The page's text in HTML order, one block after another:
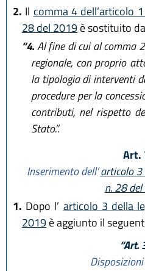
2. Il comma 4 dell’articolo
28 del 2019è sostituito
“4.Al fine di cui al comma
regionale, con proprio
la tipologia di interventi
procedure per la
contributi, nel rispetto
Stato.”.
Art.
Inserimento dell’articolo 3
n. 28
1. Dopo l’ articolo 3 della
2019è aggiunto il
“Art.